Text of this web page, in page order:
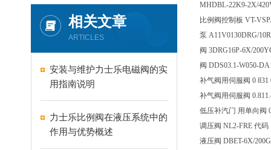
相关文章
ARTICLES
安装与维护力士乐电磁阀的实
用指南说明
力士乐比例阀在液压系统中的
作用与优势概述
MHDBL-22K9-2X/
比例阀控制板 VT-
泵 A11V0130DRG/
阀 3DRG16P-6X/
阀 DDS03.1-W050-
补气阀用伺服阀 0 831
补气阀用伺服阀
低压补汽门 用单向阀
调压阀 NL2-FRE 代码
液压阀 DBET-6X/